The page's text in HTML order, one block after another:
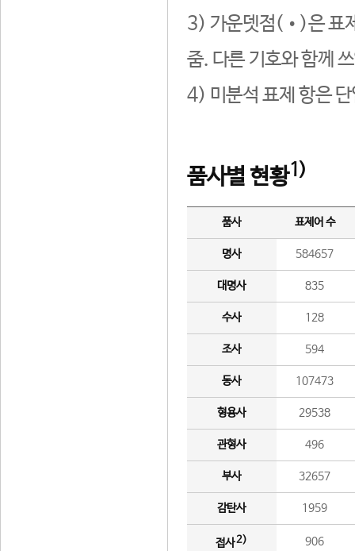
3) 가운뎃점(•)은 표
줌. 다른 기호와 함께
4) 미분석 표제 항은
품사별 현황1)
품사 표제어 수
명사 584657
대명사 835
수사 128
조사 594
동사 107473
형용사 29538
관형사 496
부사 32657
감탄사 1959
접사2) 906